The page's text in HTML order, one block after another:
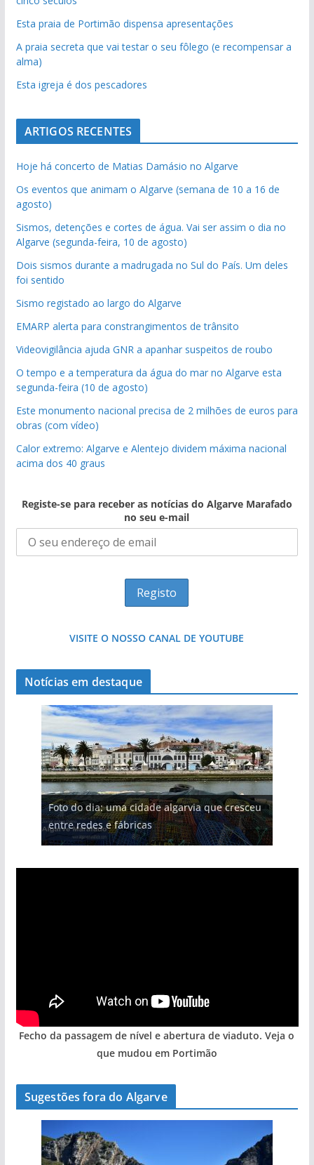
Esta praia de Portimão dispensa apresentações
A praia secreta que vai testar o seu fôlego (e recompensar a
alma)
Esta igreja é dos pescadores
ARTIGOS RECENTES
Hoje há concerto de Matias Damásio no Algarve
Os eventos que animam o Algarve (semana de 10 a 16 de
agosto)
Sismos, detenções e cortes de água. Vai ser assim o dia no
Algarve (segunda-feira, 10 de agosto)
Dois sismos durante a madrugada no Sul do País. Um deles
foi sentido
Sismo registado ao largo do Algarve
EMARP alerta para constrangimentos de trânsito
Videovigilância ajuda GNR a apanhar suspeitos de roubo
O tempo e a temperatura da água do mar no Algarve esta
segunda-feira (10 de agosto)
Este monumento nacional precisa de 2 milhões de euros para
obras (com vídeo)
Calor extremo: Algarve e Alentejo dividem máxima nacional
acima dos 40 graus
Registe-se para receber as notícias do Algarve Marafado
no seu e-mail
VISITE O NOSSO CANAL DE YOUTUBE
Notícias em destaque
Foto do dia: uma cidade algarvia que cresceu
entre redes e fábricas
Fecho da passagem de nível e abertura de viaduto. Veja o
que mudou em Portimão
Sugestões fora do Algarve